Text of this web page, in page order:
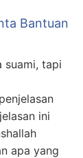
Bantuan
suami, tapi
ini
apa yang